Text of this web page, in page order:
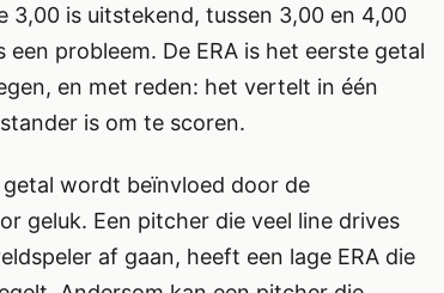
3,00 is uitstekend, tussen 3,00 en 4,00
probleem. De ERA is het eerste getal
en met reden: het vertelt in één
is om te scoren.
wordt beïnvloed door de
geluk. Een pitcher die veel line drives
af gaan, heeft een lage ERA die